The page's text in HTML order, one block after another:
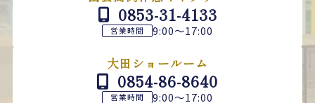
0853-31-4133
営業時間 9:00～17:00
大田ショールーム
0854-86-8640
営業時間 9:00～17:00